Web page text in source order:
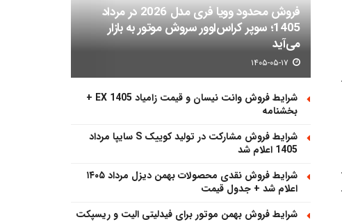
فروش محدود وویا فری مدل 2026 در مرداد
1405؛ سوپر کراس‌اوور سروش موتور به بازار
می‌آید
شرایط فروش وانت نیسان و قیمت زامیاد EX 1405 +
بخشنامه
شرایط فروش مشارکت در تولید کوییک S سایپا مرداد
1405 اعلام شد
شرایط فروش نقدی محصولات بهمن دیزل مرداد ۱۴۰۵
اعلام شد + جدول قیمت
شرایط فروش بهمن موتور برای فیدلیتی الیت و ریسپکت